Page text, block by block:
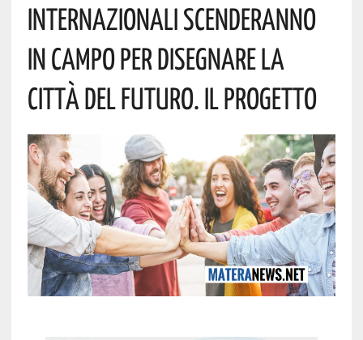
Internazionali Scenderanno
In Campo Per Disegnare La
Città Del Futuro. Il Progetto